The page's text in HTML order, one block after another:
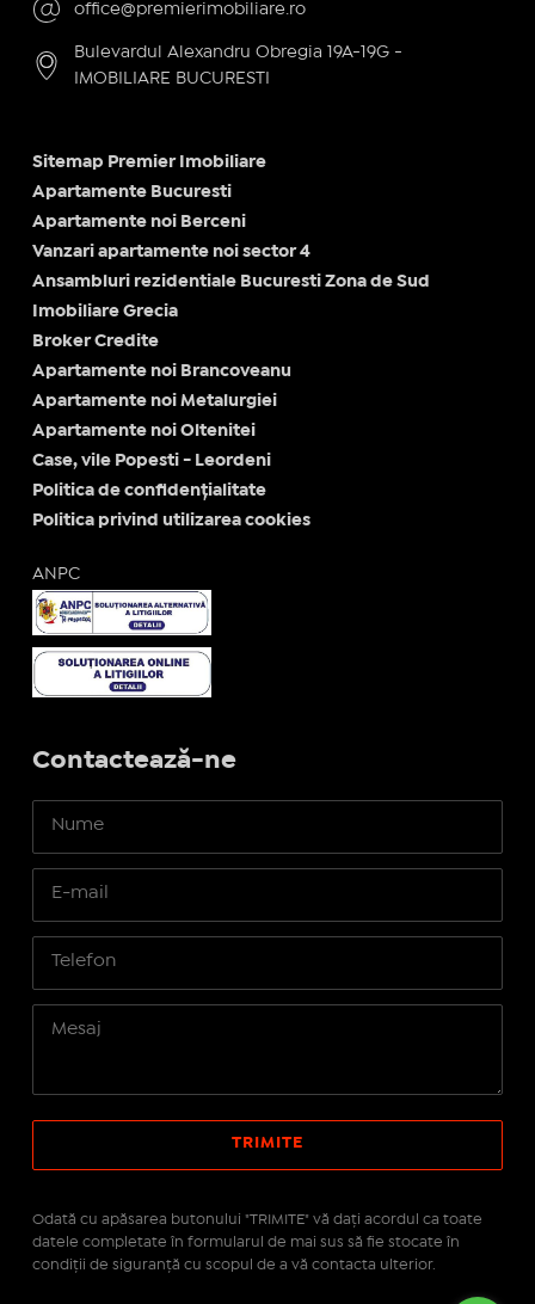
office@premierimobiliare.ro
Bulevardul Alexandru Obregia 19A-19G -
IMOBILIARE BUCURESTI
Sitemap Premier Imobiliare
Apartamente Bucuresti
Apartamente noi Berceni
Vanzari apartamente noi sector 4
Ansambluri rezidentiale Bucuresti Zona de Sud
Imobiliare Grecia
Broker Credite
Apartamente noi Brancoveanu
Apartamente noi Metalurgiei
Apartamente noi Oltenitei
Case, vile Popesti - Leordeni
Politica de confidențialitate
Politica privind utilizarea cookies
ANPC
Contactează-ne
Odată cu apăsarea butonului "TRIMITE" vă daţi acordul ca toate
datele completate în formularul de mai sus să fie stocate în
condiţii de siguranţă cu scopul de a vă contacta ulterior.